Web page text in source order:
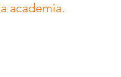
academia.